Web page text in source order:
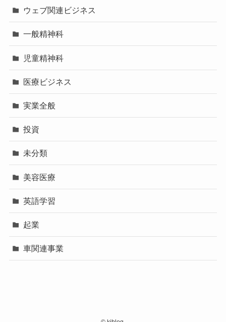
ウェブ関連ビジネス
一般精神科
児童精神科
医療ビジネス
実業全般
投資
未分類
美容医療
英語学習
起業
車関連事業